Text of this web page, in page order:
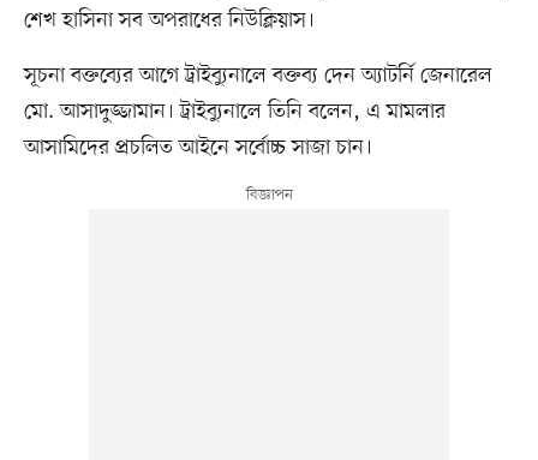
শেখ হাসিনা সব অপরাধের নিউক্লিয়াস।
সূচনা বক্তব্যের আগে ট্রাইব্যুনালে বক্তব্য দেন অ্যাটর্নি জেনারেল
মো. আসাদুজ্জামান। ট্রাইব্যুনালে তিনি বলেন, এ মামলার
আসামিদের প্রচলিত আইনে সর্বোচ্চ সাজা চান।